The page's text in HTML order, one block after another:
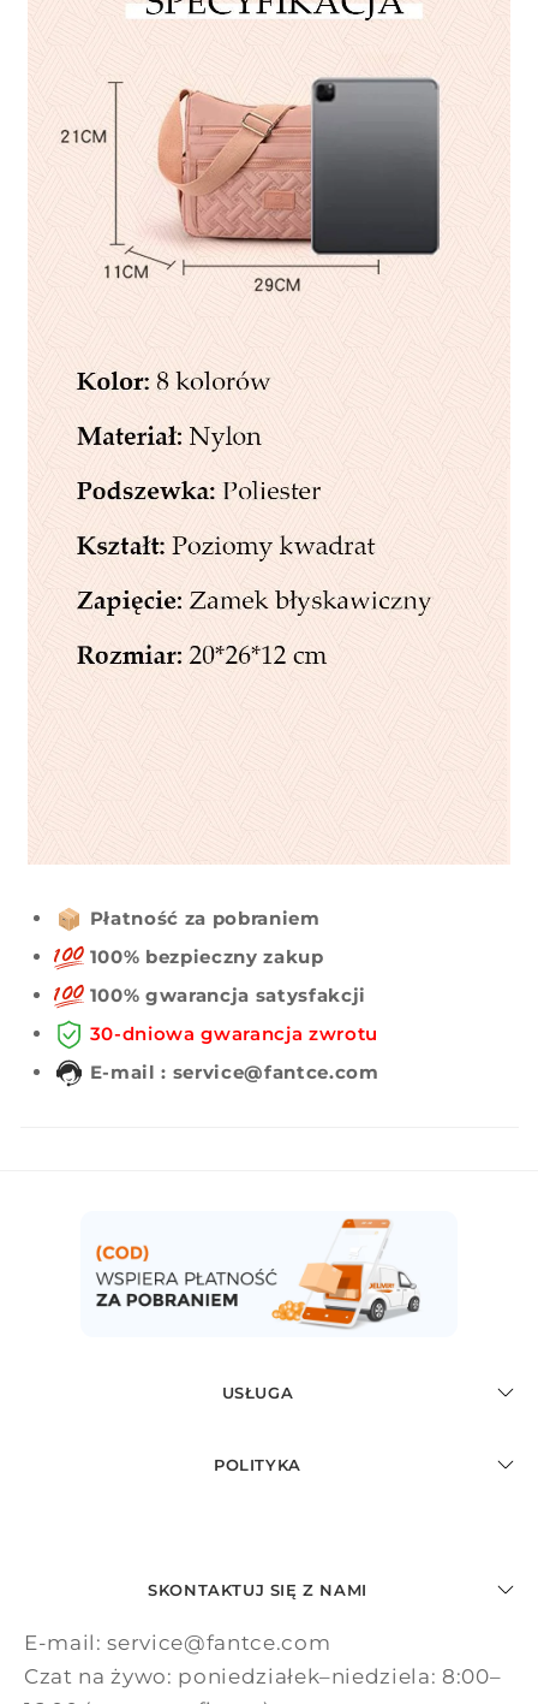
Płatność za pobraniem
100% bezpieczny zakup
100% gwarancja satysfakcji
30-dniowa gwarancja zwrotu
E-mail : service@fantce.com
USŁUGA
POLITYKA
SKONTAKTUJ SIĘ Z NAMI
E-mail: service@fantce.com
Czat na żywo: poniedziałek–niedziela: 8:00–